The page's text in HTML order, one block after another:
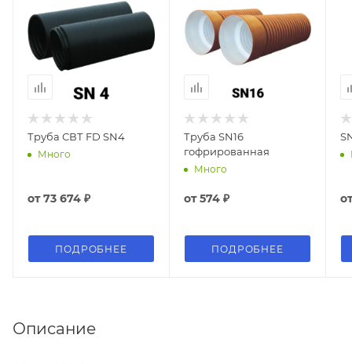
Труба СВТ FD SN4
Много
от73 674 ₽
ПОДРОБНЕЕ
Труба SN16
гофрированная
Много
от574 ₽
ПОДРОБНЕЕ
Описание